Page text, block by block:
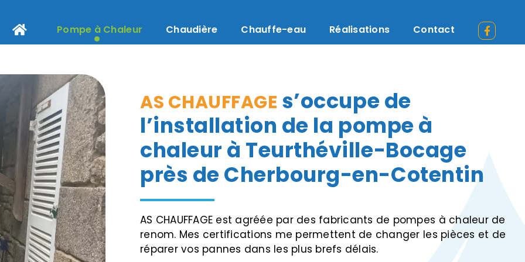
Pompe à Chaleur Chaudière Chauffe-eau Réalisations Contact
AS CHAUFFAGE s’occupe de
l’installation de la pompe à
chaleur à Teurthéville-Bocage
près de Cherbourg-en-Cotentin
AS CHAUFFAGE est agréée par des fabricants de pompes à chaleur de
renom. Mes certifications me permettent de changer les pièces et de
réparer vos pannes dans les plus brefs délais.